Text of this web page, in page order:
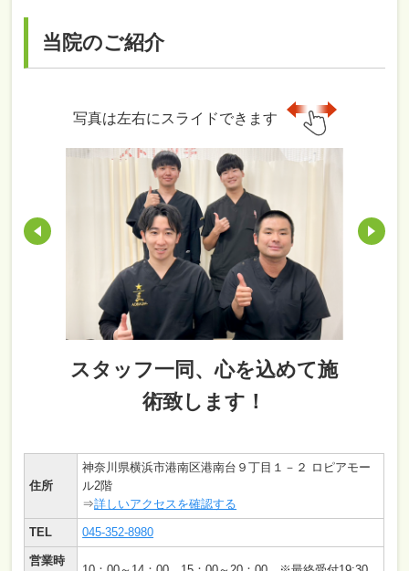
当院のご紹介
写真は左右にスライドできます
スタッフ一同、心を込めて施
術致します！
住所
神奈川県横浜市港南区港南台９丁目１－２ ロピアモー
ル2階
⇒詳しいアクセスを確認する
TEL 045-352-8980
営業時